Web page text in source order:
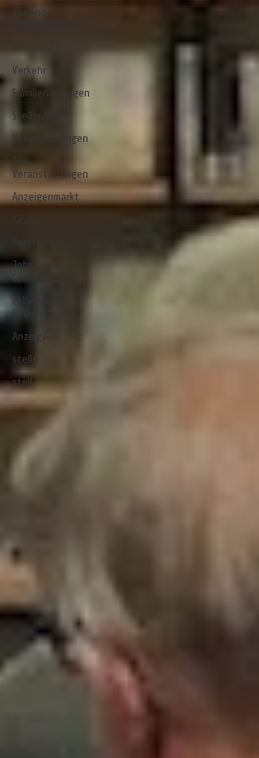
Vereine +
Verkehr
Familienanzeigen
Stellenmarkt
Veranstaltungen
AD-
Veranstaltungen
Anzeigenmarkt
Kinder
Jobs bei
CelleHeute
Celle - ein
Gedicht
Anzeige
stelle
stell